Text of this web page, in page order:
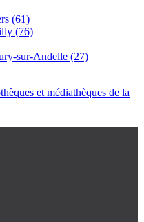
(61)
(76)
sur-Andelle (27)
et médiathèques de la